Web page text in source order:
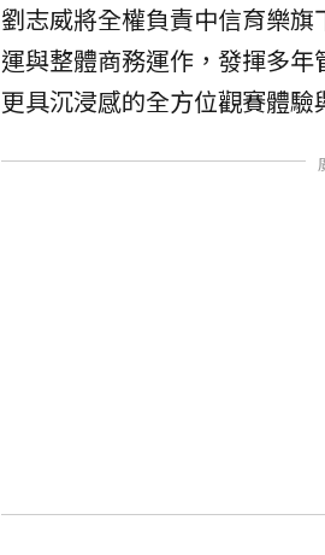
劉志威將全權負責中信育樂
運與整體商務運作，發揮多
更具沉浸感的全方位觀賽體驗